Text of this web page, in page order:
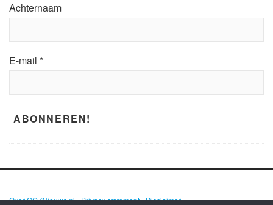
Achternaam
E-mail *
Over GGZNieuws.nl•Privacy statement•Disclaimer